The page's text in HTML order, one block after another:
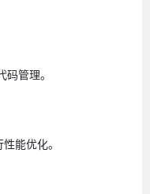
管理。
能优化。